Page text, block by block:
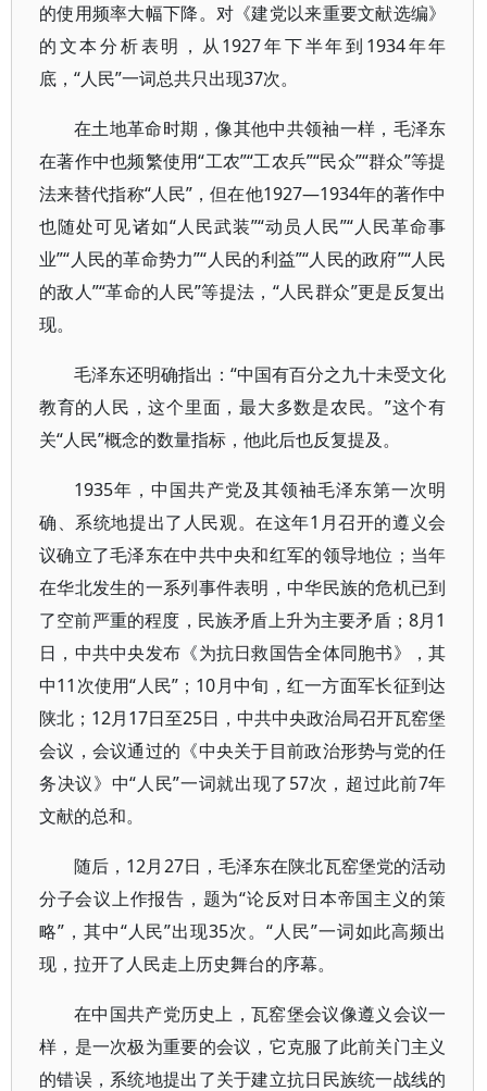
的使用频率大幅下降。对《建党以来重要文献选编》
的文本分析表明，从1927年下半年到1934年年
底，“人民”一词总共只出现37次。
在土地革命时期，像其他中共领袖一样，毛泽东
在著作中也频繁使用“工农”“工农兵”“民众”“群众”等提
法来替代指称“人民”，但在他1927—1934年的著作中
也随处可见诸如“人民武装”“动员人民”“人民革命事
业”“人民的革命势力”“人民的利益”“人民的政府”“人民
的敌人”“革命的人民”等提法，“人民群众”更是反复出
现。
毛泽东还明确指出：“中国有百分之九十未受文化
教育的人民，这个里面，最大多数是农民。”这个有
关“人民”概念的数量指标，他此后也反复提及。
1935年，中国共产党及其领袖毛泽东第一次明
确、系统地提出了人民观。在这年1月召开的遵义会
议确立了毛泽东在中共中央和红军的领导地位；当年
在华北发生的一系列事件表明，中华民族的危机已到
了空前严重的程度，民族矛盾上升为主要矛盾；8月1
日，中共中央发布《为抗日救国告全体同胞书》，其
中11次使用“人民”；10月中旬，红一方面军长征到达
陕北；12月17日至25日，中共中央政治局召开瓦窑堡
会议，会议通过的《中央关于目前政治形势与党的任
务决议》中“人民”一词就出现了57次，超过此前7年
文献的总和。
随后，12月27日，毛泽东在陕北瓦窑堡党的活动
分子会议上作报告，题为“论反对日本帝国主义的策
略”，其中“人民”出现35次。“人民”一词如此高频出
现，拉开了人民走上历史舞台的序幕。
在中国共产党历史上，瓦窑堡会议像遵义会议一
样，是一次极为重要的会议，它克服了此前关门主义
的错误，系统地提出了关于建立抗日民族统一战线的